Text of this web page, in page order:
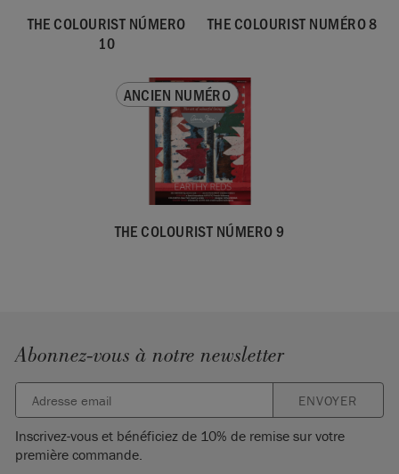
THE COLOURIST NÚMERO
10
THE COLOURIST NUMÉRO 8
ANCIEN NUMÉRO
THE COLOURIST NÚMERO 9
Abonnez-vous à notre newsletter
ENVOYER
Inscrivez-vous et bénéficiez de 10% de remise sur votre
première commande.